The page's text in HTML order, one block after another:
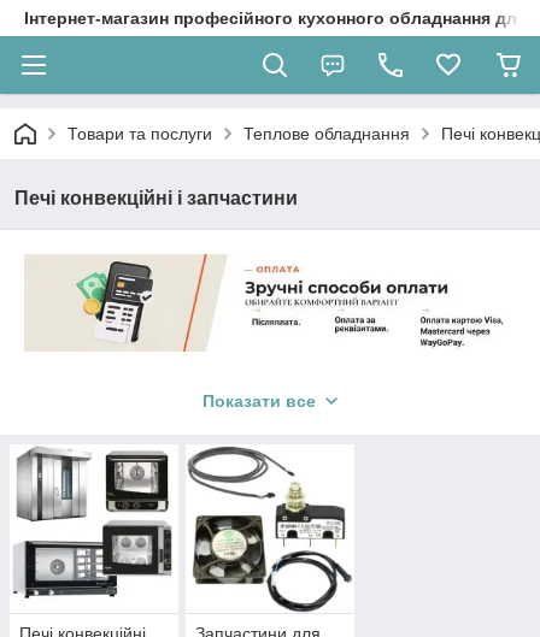
Інтернет-магазин професійного кухонного обладнання
Товари та послуги Теплове обладнання Печі
Печі конвекційні і запчастини
використовує систему конвекції для рівномірного прогрівання
кафе, пекарень і їдалень, оскільки забезпечують високу
ефективність та якість приготування страв.
Показати все